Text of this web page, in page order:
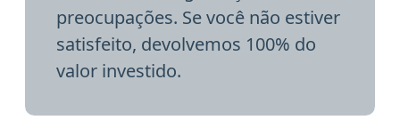
preocupações. Se você não estiver
satisfeito, devolvemos 100% do
valor investido.